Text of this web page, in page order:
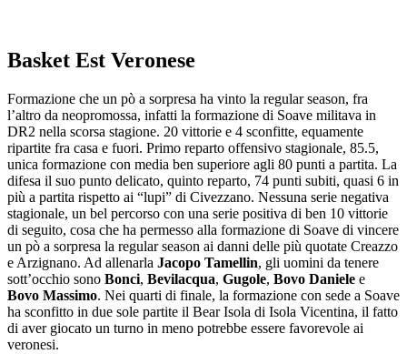
Basket Est Veronese
Formazione che un pò a sorpresa ha vinto la regular season, fra
l’altro da neopromossa, infatti la formazione di Soave militava in
DR2 nella scorsa stagione. 20 vittorie e 4 sconfitte, equamente
ripartite fra casa e fuori. Primo reparto offensivo stagionale, 85.5,
unica formazione con media ben superiore agli 80 punti a partita. La
difesa il suo punto delicato, quinto reparto, 74 punti subiti, quasi 6 in
più a partita rispetto ai “lupi” di Civezzano. Nessuna serie negativa
stagionale, un bel percorso con una serie positiva di ben 10 vittorie
di seguito, cosa che ha permesso alla formazione di Soave di vincere
un pò a sorpresa la regular season ai danni delle più quotate Creazzo
e Arzignano. Ad allenarla Jacopo Tamellin, gli uomini da tenere
sott’occhio sono Bonci, Bevilacqua, Gugole, Bovo Daniele e
Bovo Massimo. Nei quarti di finale, la formazione con sede a Soave
ha sconfitto in due sole partite il Bear Isola di Isola Vicentina, il fatto
di aver giocato un turno in meno potrebbe essere favorevole ai
veronesi.